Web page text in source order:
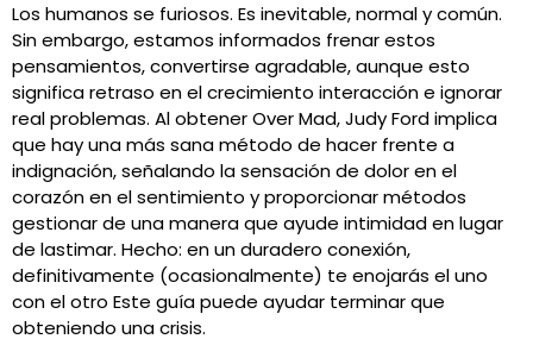
Los humanos se furiosos. Es inevitable, normal y común.
Sin embargo, estamos informados frenar estos
pensamientos, convertirse agradable, aunque esto
significa retraso en el crecimiento interacción e ignorar
real problemas. Al obtener Over Mad, Judy Ford implica
que hay una más sana método de hacer frente a
indignación, señalando la sensación de dolor en el
corazón en el sentimiento y proporcionar métodos
gestionar de una manera que ayude intimidad en lugar
de lastimar. Hecho: en un duradero conexión,
definitivamente (ocasionalmente) te enojarás el uno
con el otro Este guía puede ayudar terminar que
obteniendo una crisis.